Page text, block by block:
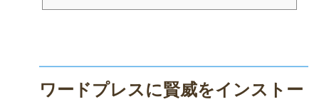
ワードプレスに賢威をインストー